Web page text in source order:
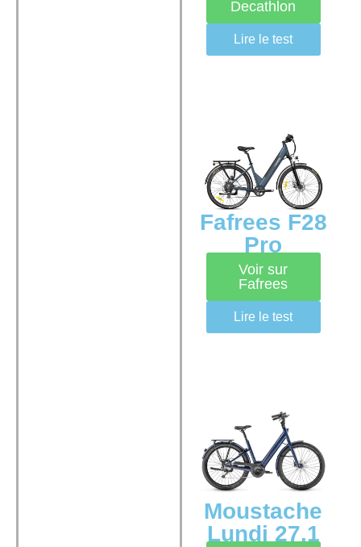
Decathlon
Lire le test
Fafrees F28
Pro
Voir sur
Fafrees
Lire le test
Moustache
Lundi 27.1